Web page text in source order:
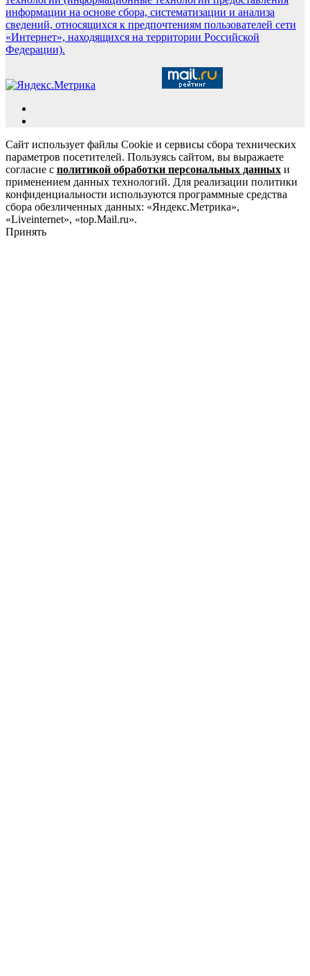
информации на основе сбора, систематизации и анализа
сведений, относящихся к предпочтениям пользователей сети
«Интернет», находящихся на территории Российской
Федерации).
Сайт использует файлы Cookie и сервисы сбора технических
параметров посетителей. Пользуясь сайтом, вы выражаете
согласие с политикой обработки персональных данных и
применением данных технологий. Для реализации политики
конфиденциальности используются программные средства
сбора обезличенных данных: «Яндекс.Метрика»,
«Liveinternet», «top.Mail.ru».
Принять